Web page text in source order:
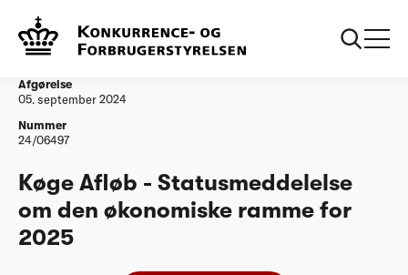
Vandtilsyn
økonomiske ramme for 2025
Afgørelse
05. september 2024
Nummer
24/06497
Køge Afløb - Statusmeddelelse
om den økonomiske ramme for
2025